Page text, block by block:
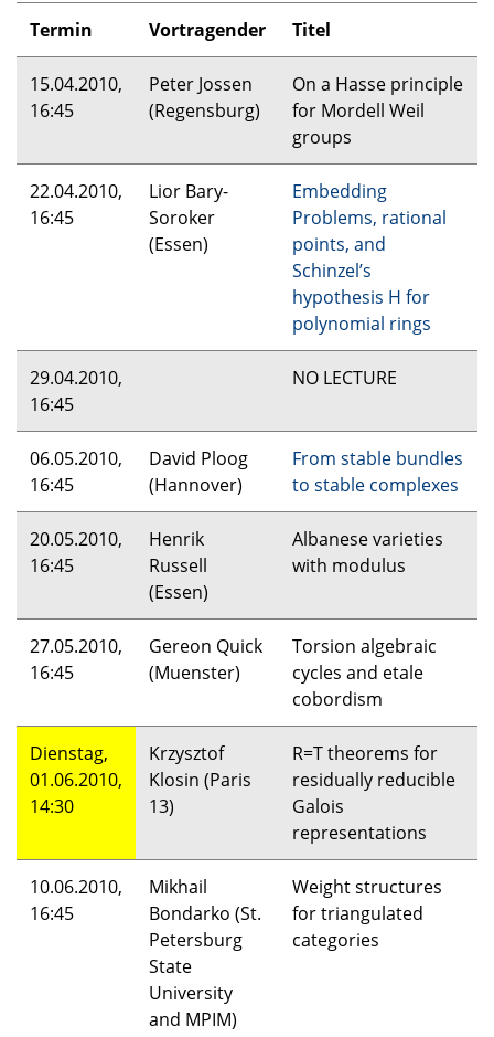
Termin Vortragender Titel
15.04.2010,
16:45
Peter Jossen
(Regensburg)
On a Hasse principle
for Mordell Weil
groups
22.04.2010,
16:45
Lior Bary-
Soroker
(Essen)
Embedding
Problems, rational
points, and
Schinzel’s
hypothesis H for
polynomial rings
29.04.2010,
16:45
NO LECTURE
06.05.2010,
16:45
David Ploog
(Hannover)
From stable bundles
to stable complexes
20.05.2010,
16:45
Henrik
Russell
(Essen)
Albanese varieties
with modulus
27.05.2010,
16:45
Gereon Quick
(Muenster)
Torsion algebraic
cycles and etale
cobordism
Dienstag,
01.06.2010,
14:30
Krzysztof
Klosin (Paris
13)
R=T theorems for
residually reducible
Galois
representations
10.06.2010,
16:45
Mikhail
Bondarko (St.
Petersburg
State
University
and MPIM)
Weight structures
for triangulated
categories